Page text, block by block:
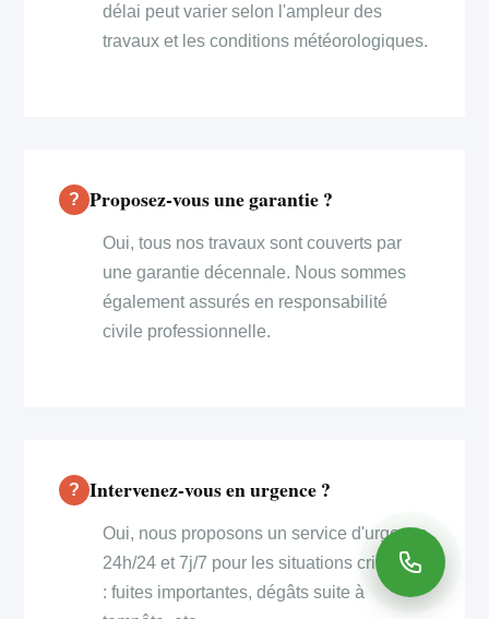
délai peut varier selon l'ampleur des
travaux et les conditions météorologiques.
Proposez-vous une garantie ?
Oui, tous nos travaux sont couverts par
une garantie décennale. Nous sommes
également assurés en responsabilité
civile professionnelle.
Intervenez-vous en urgence ?
Oui, nous proposons un service d'urgence
24h/24 et 7j/7 pour les situations critiques
: fuites importantes, dégâts suite à